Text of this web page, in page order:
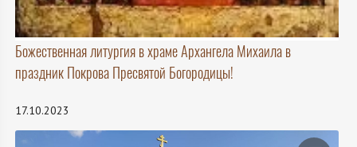
Божественная литургия в храме Архангела Михаила в
праздник Покрова Пресвятой Богородицы!
17.10.2023